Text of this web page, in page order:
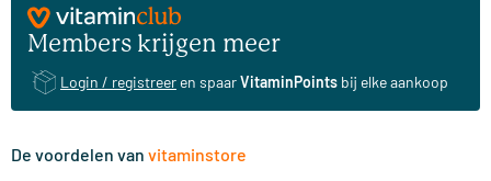
Members krijgen meer
Login / registreer en spaarVitaminPoints bij elke aankoop
De voordelen van vitaminstore